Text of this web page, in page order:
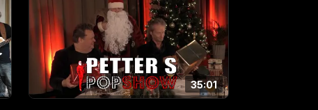
35:01